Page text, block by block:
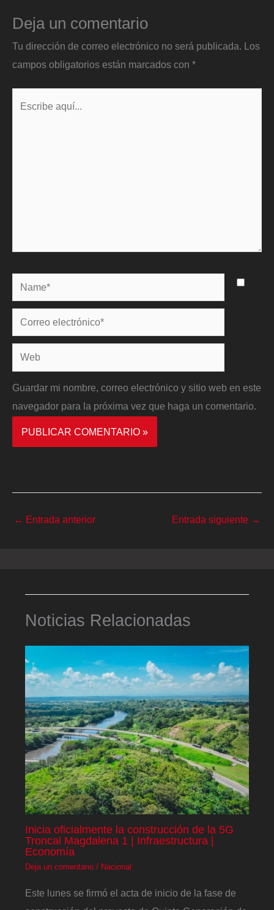
Deja un comentario
Tu dirección de correo electrónico no será publicada. Los
campos obligatorios están marcados con *
Name*
Correo
electrónico*
Web
Guardar mi nombre, correo electrónico y sitio web en este
navegador para la próxima vez que haga un comentario.
← Entrada anterior Entrada siguiente →
Noticias Relacionadas
Inicia oficialmente la construcción de la 5G
Troncal Magdalena 1 | Infraestructura |
Economía
Deja un comentario / Nacional
Este lunes se firmó el acta de inicio de la fase de